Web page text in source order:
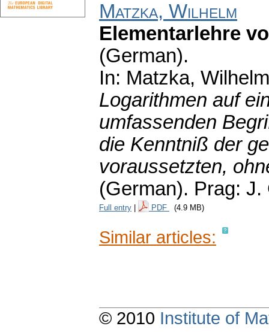
Matzka, Wilhelm
Elementarlehre
(German).
In: Matzka,
Logarithmen auf
umfassenden
die Kenntniß der
voraussetzten,
(German). Prag:
Full entry PDF (4.9 MB)
Similar articles:
© 2010 Institute of